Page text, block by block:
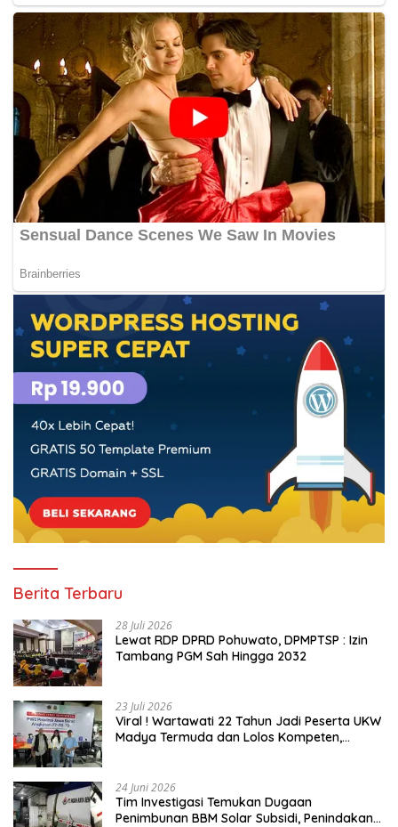
Berita Terbaru
28 Juli 2026
Lewat RDP DPRD Pohuwato, DPMPTSP : Izin
Tambang PGM Sah Hingga 2032
23 Juli 2026
Viral ! Wartawati 22 Tahun Jadi Peserta UKW
Madya Termuda dan Lolos Kompeten,
24 Juni 2026
Tim Investigasi Temukan Dugaan
Penimbunan BBM Solar Subsidi, Penindakan